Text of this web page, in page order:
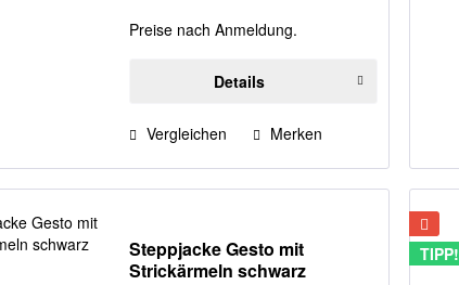
besten Tragekomfort.
Preise nach Anmeldung.
Details
Vergleichen Merken
Steppjacke Gesto mit
Strickärmeln schwarz
TIPP!